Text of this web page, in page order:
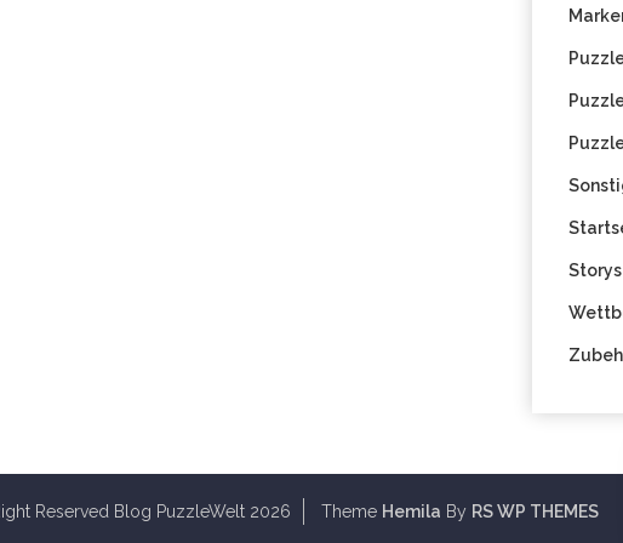
Storys
Reserved Blog PuzzleWelt 2026 Theme Hemila By RS WP THEMES